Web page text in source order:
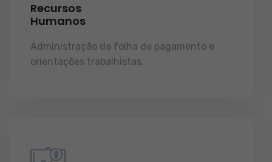
Recursos
Humanos
Administração da folha de pagamento e
orientações trabalhistas.